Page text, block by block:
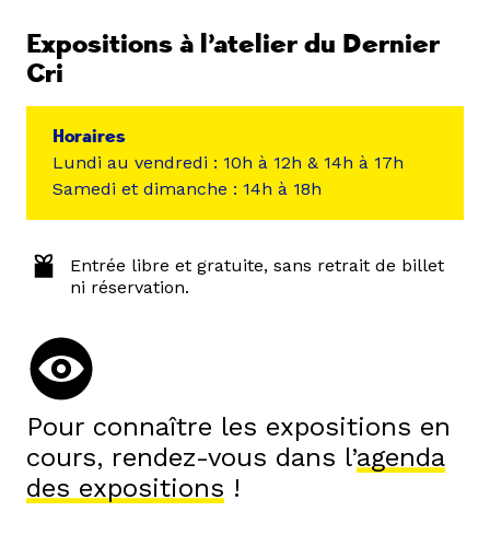
Expositions à l’atelier du Dernier
Cri
Horaires
Lundi au vendredi : 10h à 12h & 14h à 17h
Samedi et dimanche : 14h à 18h
Entrée libre et gratuite, sans retrait de billet
ni réservation.
Pour connaître les expositions en
cours, rendez-vous dans l’agenda
des expositions !